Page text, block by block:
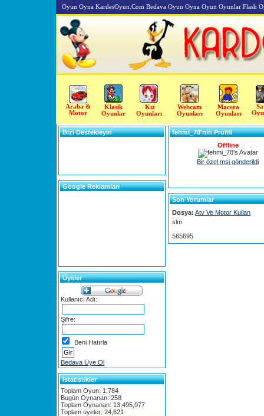
Oyun Oyna KardesOyun.Com Bedava Oyun Oyna Oyun Oyunlar Flash
Araba &
Motor
Klasik
Oyunlar
Kız
Oyunları
Webcam
Oyunları
Macera
Oyunları
Bizi Destekleyin
Google Reklamları
Üyeler
Kullanıcı Adı:
Şifre:
Beni Hatırla
Bedava Üye Ol
Istatistikler
Toplam Oyun: 1,784
Bugün Oynanan: 258
Toplam Oynanan: 13,495,977
Toplam üyeler: 24,621
fehmi_78'nin Profili
Offline
Bir özel msj gönderildi
Son Yorumlar
Dosya: Atv Ve Motor Kullan
slm
565695